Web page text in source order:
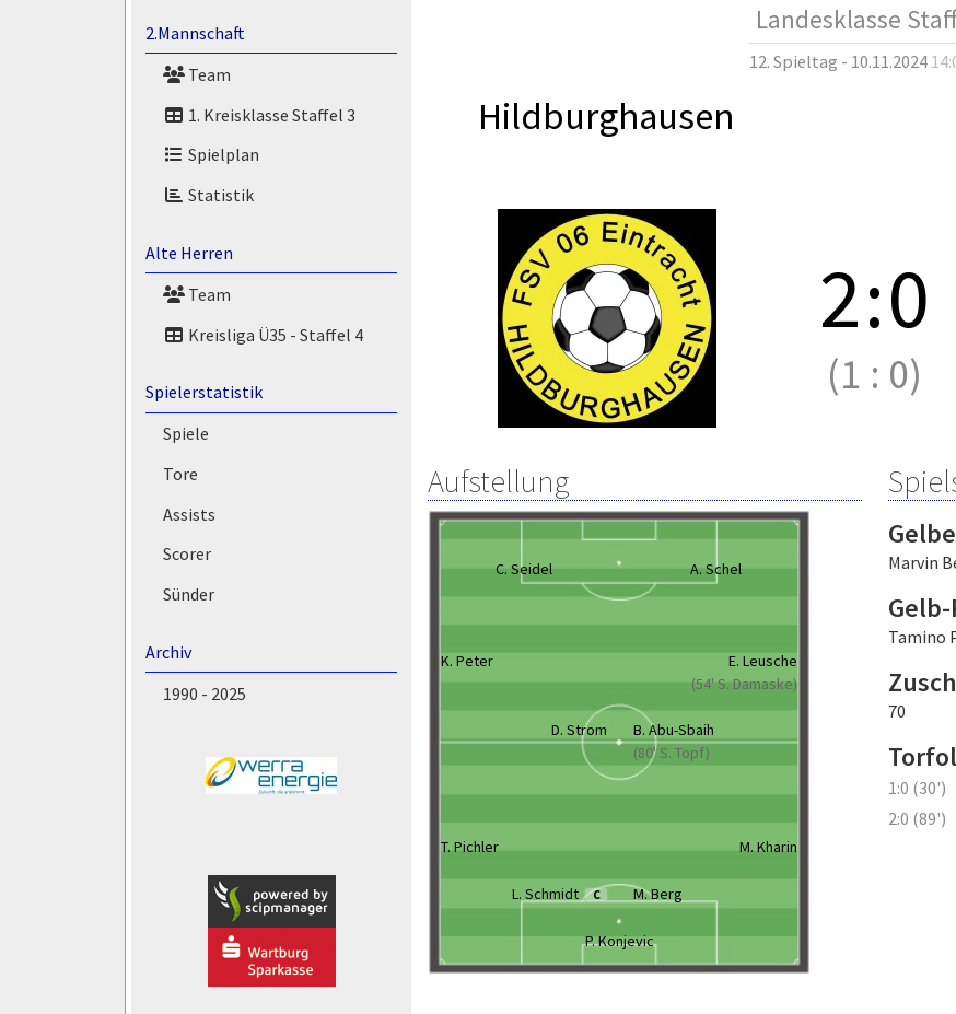
2.Mannschaft
Team
1. Kreisklasse Staffel 3
Spielplan
Statistik
Alte Herren
Team
Kreisliga Ü35 - Staffel 4
Spielerstatistik
Spiele
Tore
Assists
Scorer
Sünder
Archiv
1990 - 2025
Landesklasse
12. Spieltag - 10.11.2024
Hildburghausen
2:0
(1 : 0)
Aufstellung
C. Seidel A. Schel
K. Peter
E. Leusche
(54' S. Damaske)
D. Strom
B. Abu-Sbaih
(80' S. Topf)
T. Pichler M. Kharin
L. Schmidt C M. Berg
P. Konjevic
Marvin
Tamino
70
1:0 (30')
2:0 (89')